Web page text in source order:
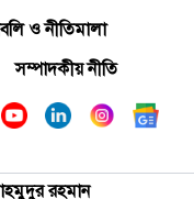
ও নীতিমালা
সম্পাদকীয় নীতি
রহমান